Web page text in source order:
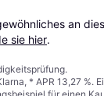
an
sie hier.
* APR 13,27 %.